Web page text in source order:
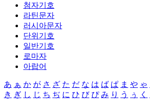
첨자기호
라틴문자
러시아문자
단위기호
일반기호
로마자
아랍어
あ ぁ か が さ ざ た だ な は ば ぱ ま や ゃ
き ぎ し じ ち ぢ に ひ び ぴ み り う ぅ く